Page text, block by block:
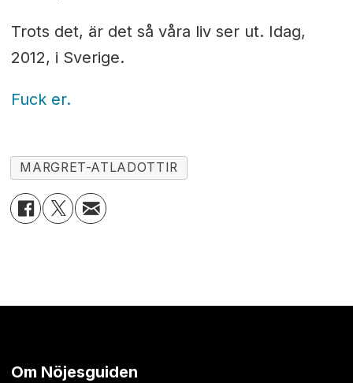
Trots det, är det så våra liv ser ut. Idag,
2012, i Sverige.
Fuck er.
MARGRET-ATLADOTTIR
Om Nöjesguiden